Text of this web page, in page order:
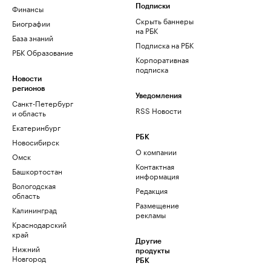
Финансы
Биографии
База знаний
РБК Образование
Новости
регионов
Санкт-Петербург
и область
Екатеринбург
Новосибирск
Омск
Башкортостан
Вологодская
область
Калининград
Краснодарский
край
Нижний
Новгород
Подписки
Скрыть баннеры
на РБК
Подписка на РБК
Корпоративная
подписка
Уведомления
RSS Новости
РБК
О компании
Контактная
информация
Редакция
Размещение
рекламы
Другие
продукты
РБК